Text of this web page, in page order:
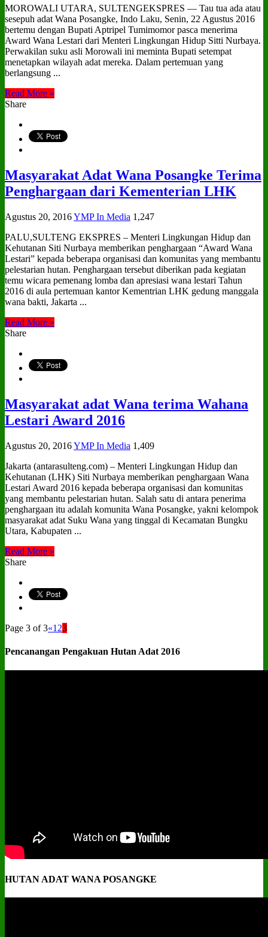
MOROWALI UTARA, SULTENGEKSPRES — Tau tua ada atau
sesepuh adat Wana Posangke, Indo Laku, Senin, 22 Agustus 2016
bertemu dengan Bupati Aptripel Tumimomor pasca menerima
Award Wana Lestari dari Menteri Lingkungan Hidup Sitti Nurbaya.
Perwakilan suku asli Morowali ini meminta Bupati setempat
menetapkan wilayah adat mereka. Dalam pertemuan yang
berlangsung ...
Read More »
Share
Masyarakat Adat Wana Posangke Terima
Penghargaan dari Kementerian LHK
Agustus 20, 2016YMP In Media 1,247
PALU,SULTENG EKSPRES – Menteri Lingkungan Hidup dan
Kehutanan Siti Nurbaya memberikan penghargaan “Award Wana
Lestari” kepada beberapa organisasi dan komunitas yang membantu
pelestarian hutan. Penghargaan tersebut diberikan pada kegiatan
temu wicara pemenang lomba dan apresiasi wana lestari Tahun
2016 di aula pertemuan kantor Kementrian LHK gedung manggala
wana bakti, Jakarta ...
Read More »
Share
Masyarakat adat Wana terima Wahana
Lestari Award 2016
Agustus 20, 2016YMP In Media 1,409
Jakarta (antarasulteng.com) – Menteri Lingkungan Hidup dan
Kehutanan (LHK) Siti Nurbaya memberikan penghargaan Wana
Lestari Award 2016 kepada beberapa organisasi dan komunitas
yang membantu pelestarian hutan. Salah satu di antara penerima
penghargaan itu adalah komunita Wana Posangke, yakni kelompok
masyarakat adat Suku Wana yang tinggal di Kecamatan Bungku
Utara, Kabupaten ...
Read More »
Share
Page 3 of 3«1 23
Pencanangan Pengakuan Hutan Adat 2016
HUTAN ADAT WANA POSANGKE